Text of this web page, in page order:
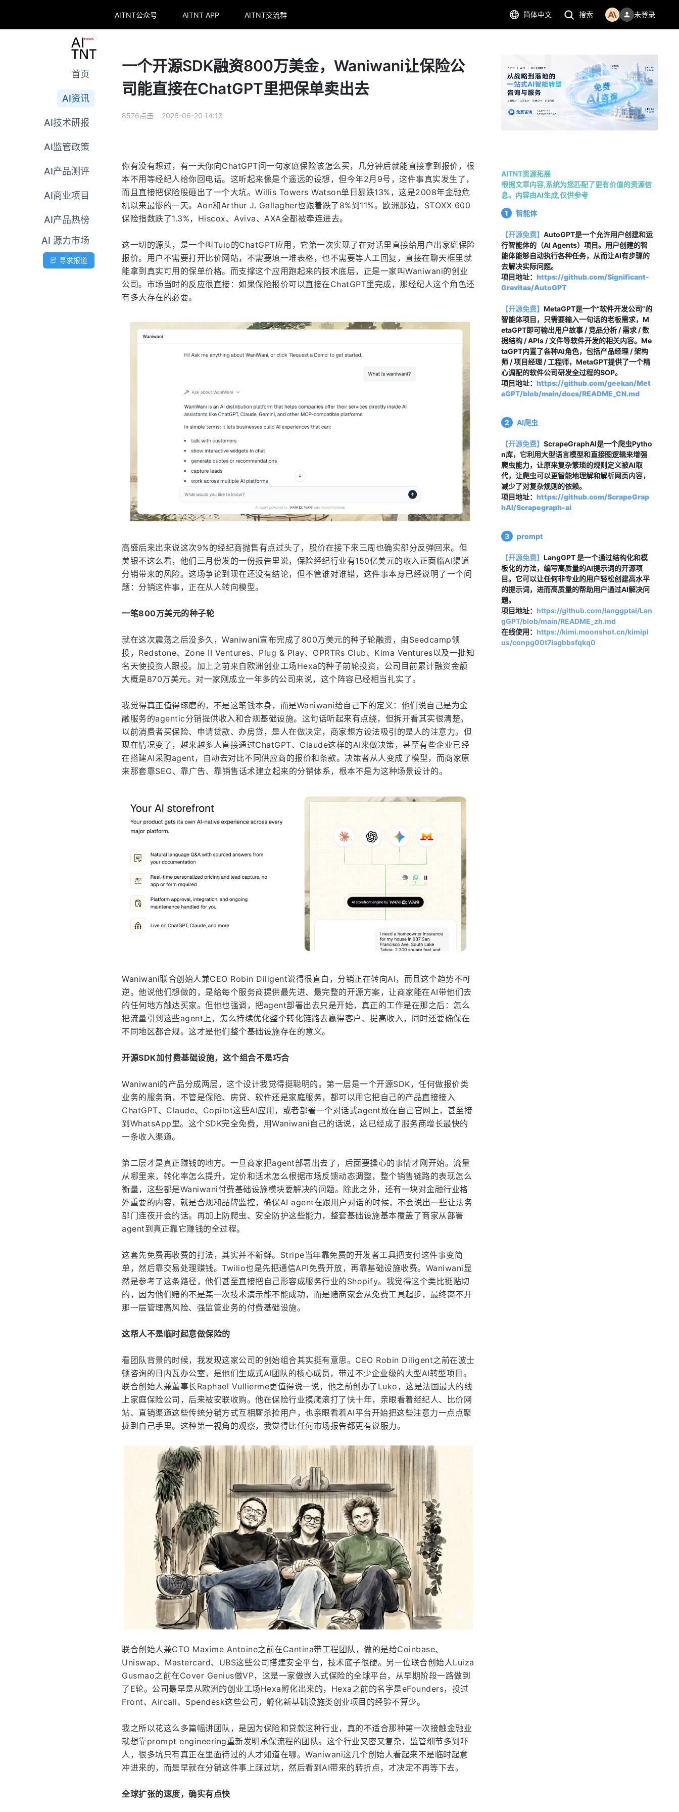
AITNT公众号 AITNT APP AITNT交流群 简体中文 搜索 未登录
首页
AI资讯
AI技术研报
AI监管政策
AI产品测评
AI商业项目
AI产品热榜
AI 源力市场
寻求报道
一个开源SDK融资800万美金，Waniwani让保险公
司能直接在ChatGPT里把保单卖出去
8576点击 2026-06-20 14:13
你有没有想过，有一天你向ChatGPT问一句家庭保险该怎么买，几分钟后就能直接拿到报价，根
本不用等经纪人给你回电话。这听起来像是个遥远的设想，但今年2月9号，这件事真实发生了，
而且直接把保险股砸出了一个大坑。Willis Towers Watson单日暴跌13%，这是2008年金融危
机以来最惨的一天。Aon和Arthur J. Gallagher也跟着跌了8%到11%。欧洲那边，STOXX 600
保险指数跌了1.3%，Hiscox、Aviva、AXA全都被牵连进去。
这一切的源头，是一个叫Tuio的ChatGPT应用，它第一次实现了在对话里直接给用户出家庭保险
报价。用户不需要打开比价网站，不需要填一堆表格，也不需要等人工回复，直接在聊天框里就
能拿到真实可用的保单价格。而支撑这个应用跑起来的技术底层，正是一家叫Waniwani的创业
公司。市场当时的反应很直接：如果保险报价可以直接在ChatGPT里完成，那经纪人这个角色还
有多大存在的必要。
高盛后来出来说这次9%的经纪商抛售有点过头了，股价在接下来三周也确实部分反弹回来。但
美银不这么看，他们三月份发的一份报告里说，保险经纪行业有150亿美元的收入正面临AI渠道
分销带来的风险。这场争论到现在还没有结论，但不管谁对谁错，这件事本身已经说明了一个问
题：分销这件事，正在从人转向模型。
一笔800万美元的种子轮
就在这次震荡之后没多久，Waniwani宣布完成了800万美元的种子轮融资，由Seedcamp领
投，Redstone、Zone II Ventures、Plug & Play、OPRTRs Club、Kima Ventures以及一批知
名天使投资人跟投。加上之前来自欧洲创业工场Hexa的种子前轮投资，公司目前累计融资金额
大概是870万美元。对一家刚成立一年多的公司来说，这个阵容已经相当扎实了。
我觉得真正值得琢磨的，不是这笔钱本身，而是Waniwani给自己下的定义：他们说自己是为金
融服务的agentic分销提供收入和合规基础设施。这句话听起来有点绕，但拆开看其实很清楚。
以前消费者买保险、申请贷款、办房贷，是人在做决定，商家想方设法吸引的是人的注意力。但
现在情况变了，越来越多人直接通过ChatGPT、Claude这样的AI来做决策，甚至有些企业已经
在搭建AI采购agent，自动去对比不同供应商的报价和条款。决策者从人变成了模型，而商家原
来那套靠SEO、靠广告、靠销售话术建立起来的分销体系，根本不是为这种场景设计的。
Waniwani联合创始人兼CEO Robin Diligent说得很直白，分销正在转向AI，而且这个趋势不可
逆。他说他们想做的，是给每个服务商提供最先进、最完整的开源方案，让商家能在AI带他们去
的任何地方触达买家。但他也强调，把agent部署出去只是开始，真正的工作是在那之后：怎么
把流量引到这些agent上，怎么持续优化整个转化链路去赢得客户、提高收入，同时还要确保在
不同地区都合规。这才是他们整个基础设施存在的意义。
开源SDK加付费基础设施，这个组合不是巧合
Waniwani的产品分成两层，这个设计我觉得挺聪明的。第一层是一个开源SDK，任何做报价类
业务的服务商，不管是保险、房贷、软件还是家庭服务，都可以用它把自己的产品直接接入
ChatGPT、Claude、Copilot这些AI应用，或者部署一个对话式agent放在自己官网上，甚至接
到WhatsApp里。这个SDK完全免费，用Waniwani自己的话说，这已经成了服务商增长最快的
一条收入渠道。
第二层才是真正赚钱的地方。一旦商家把agent部署出去了，后面要操心的事情才刚开始。流量
从哪里来，转化率怎么提升，定价和话术怎么根据市场反馈动态调整，整个销售链路的表现怎么
衡量，这些都是Waniwani付费基础设施模块要解决的问题。除此之外，还有一块对金融行业格
外重要的内容，就是合规和品牌监控，确保AI agent在跟用户对话的时候，不会说出一些让法务
部门连夜开会的话。再加上防爬虫、安全防护这些能力，整套基础设施基本覆盖了商家从部署
agent到真正靠它赚钱的全过程。
这套先免费再收费的打法，其实并不新鲜。Stripe当年靠免费的开发者工具把支付这件事变简
单，然后靠交易处理赚钱。Twilio也是先把通信API免费开放，再靠基础设施收费。Waniwani显
然是参考了这条路径，他们甚至直接把自己形容成服务行业的Shopify。我觉得这个类比挺贴切
的，因为他们赌的不是某一次技术演示能不能成功，而是赌商家会从免费工具起步，最终离不开
那一层管理高风险、强监管业务的付费基础设施。
这帮人不是临时起意做保险的
看团队背景的时候，我发现这家公司的创始组合其实挺有意思。CEO Robin Diligent之前在波士
顿咨询的日内瓦办公室，是他们生成式AI团队的核心成员，带过不少企业级的大型AI转型项目。
联合创始人兼董事长Raphael Vullierme更值得说一说，他之前创办了Luko，这是法国最大的线
上家庭保险公司，后来被安联收购。他在保险行业摸爬滚打了快十年，亲眼看着经纪人、比价网
站、直销渠道这些传统分销方式互相厮杀抢用户，也亲眼看着AI平台开始把这些注意力一点点聚
拢到自己手里。这种第一视角的观察，我觉得比任何市场报告都更有说服力。
联合创始人兼CTO Maxime Antoine之前在Cantina带工程团队，做的是给Coinbase、
Uniswap、Mastercard、UBS这些公司搭建安全平台，技术底子很硬。另一位联合创始人Luiza
Gusmao之前在Cover Genius做VP，这是一家做嵌入式保险的全球平台，从早期阶段一路做到
了E轮。公司最早是从欧洲的创业工场Hexa孵化出来的，Hexa之前的名字是eFounders，投过
Front、Aircall、Spendesk这些公司，孵化新基础设施类创业项目的经验不算少。
我之所以花这么多篇幅讲团队，是因为保险和贷款这种行业，真的不适合那种第一次接触金融业
就想靠prompt engineering重新发明承保流程的团队。这个行业又密又复杂，监管细节多到吓
人，很多坑只有真正在里面待过的人才知道在哪。Waniwani这几个创始人看起来不是临时起意
冲进来的，而是早就在分销这件事上踩过坑，然后看到AI带来的转折点，才决定不再等下去。
全球扩张的速度，确实有点快
AITNT资源拓展
根据文章内容,系统为您匹配了更有价值的资源信
息。内容由AI生成,仅供参考
1 智能体
【开源免费】 AutoGPT是一个允许用户创建和运
行智能体的（AI Agents）项目。用户创建的智
能体能够自动执行各种任务，从而让AI有步骤的
去解决实际问题。
项目地址： https://github.com/Significant-
Gravitas/AutoGPT
【开源免费】 MetaGPT是一个“软件开发公司”的
智能体项目，只需要输入一句话的老板需求，M
etaGPT即可输出用户故事 / 竞品分析 / 需求 / 数
据结构 / APIs / 文件等软件开发的相关内容。Me
taGPT内置了各种AI角色，包括产品经理 / 架构
师 / 项目经理 / 工程师，MetaGPT提供了一个精
心调配的软件公司研发全过程的SOP。
项目地址： https://github.com/geekan/Met
aGPT/blob/main/docs/README_CN.md
2 AI爬虫
【开源免费】 ScrapeGraphAI是一个爬虫Pytho
n库，它利用大型语言模型和直接图逻辑来增强
爬虫能力，让原来复杂繁琐的规则定义被AI取
代，让爬虫可以更智能地理解和解析网页内容，
减少了对复杂规则的依赖。
项目地址： https://github.com/ScrapeGrap
hAI/Scrapegraph-ai
3 prompt
【开源免费】 LangGPT 是一个通过结构化和模
板化的方法，编写高质量的AI提示词的开源项
目。它可以让任何非专业的用户轻松创建高水平
的提示词，进而高质量的帮助用户通过AI解决问
题。
项目地址： https://github.com/langgptai/Lan
gGPT/blob/main/README_zh.md
在线使用： https://kimi.moonshot.cn/kimipl
us/conpg00t7lagbbsfqkq0